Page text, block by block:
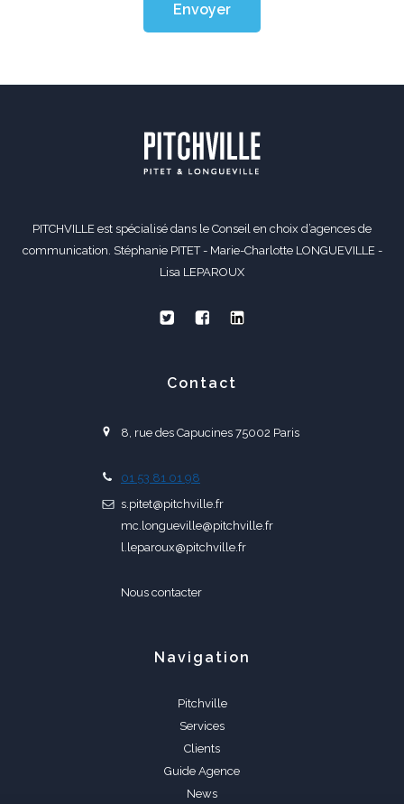
Envoyer
PITCHVILLE est spécialisé dans le Conseil en choix d’agences de
communication. Stéphanie PITET - Marie-Charlotte LONGUEVILLE -
Lisa LEPAROUX
Contact
8, rue des Capucines 75002 Paris
01 53 81 01 98
s.pitet@pitchville.fr
mc.longueville@pitchville.fr
l.leparoux@pitchville.fr
Nous contacter
Navigation
Pitchville
Services
Clients
Guide Agence
News